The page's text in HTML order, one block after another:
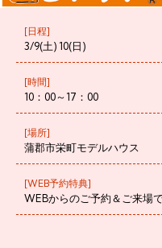
[日程]
3/9(土) 10(日)
[時間]
10：00～17：00
[場所]
蒲郡市栄町モデルハウス
[WEB予約特典]
WEBからのご予約＆ご来場